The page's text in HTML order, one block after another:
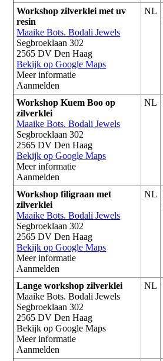
Workshop zilverklei met uv
resin
Maaike Bots. Bodali Jewels
Segbroeklaan 302
2565 DV Den Haag
Bekijk op Google Maps
Meer informatie
Aanmelden
NL
Workshop Kuem Boo op
zilverklei
Maaike Bots. Bodali Jewels
Segbroeklaan 302
2565 DV Den Haag
Bekijk op Google Maps
Meer informatie
Aanmelden
NL
Workshop filigraan met
zilverklei
Maaike Bots. Bodali Jewels
Segbroeklaan 302
2565 DV Den Haag
Bekijk op Google Maps
Meer informatie
Aanmelden
NL
Lange workshop zilverklei
Maaike Bots. Bodali Jewels
Segbroeklaan 302
2565 DV Den Haag
Bekijk op Google Maps
Meer informatie
Aanmelden
NL